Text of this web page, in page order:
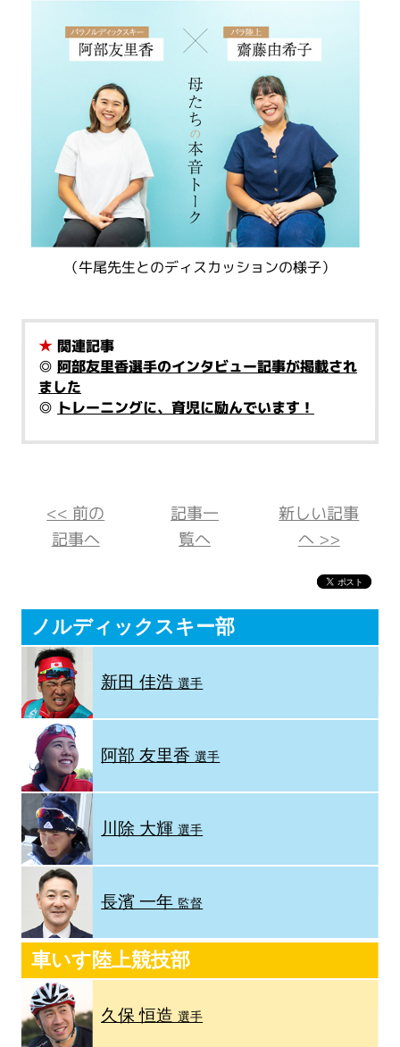
（牛尾先生とのディスカッションの様子）
★ 関連記事
◎ 阿部友里香選手のインタビュー記事が掲載され
ました
◎ トレーニングに、育児に励んでいます！
<< 前の
記事へ
記事一
覧へ
新しい記事
へ >>
ノルディックスキー部
新田 佳浩選手
阿部 友里香選手
川除 大輝選手
長濱 一年 監督
車いす陸上競技部
久保 恒造選手